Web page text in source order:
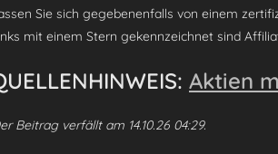
Sie sich gegebenenfalls von einem
mit einem Stern gekennzeichnet sind
Aktien
Beitrag verfällt am 14.10.26 04:29.